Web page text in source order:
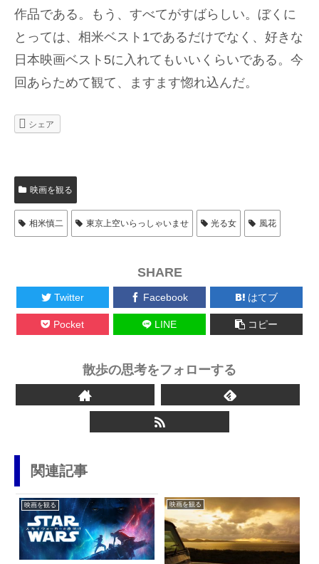
作品である。もう、すべてがすばらしい。ぼくに
とっては、相米ベスト1であるだけでなく、好きな
日本映画ベスト5に入れてもいいくらいである。今
回あらためて観て、ますます惚れ込んだ。
シェア
映画を観る
相米慎二 東京上空いらっしゃいませ 光る女 風花
SHARE
Twitter Facebook はてブ
Pocket LINE コピー
散歩の思考をフォローする
関連記事
映画を観る 映画を観る